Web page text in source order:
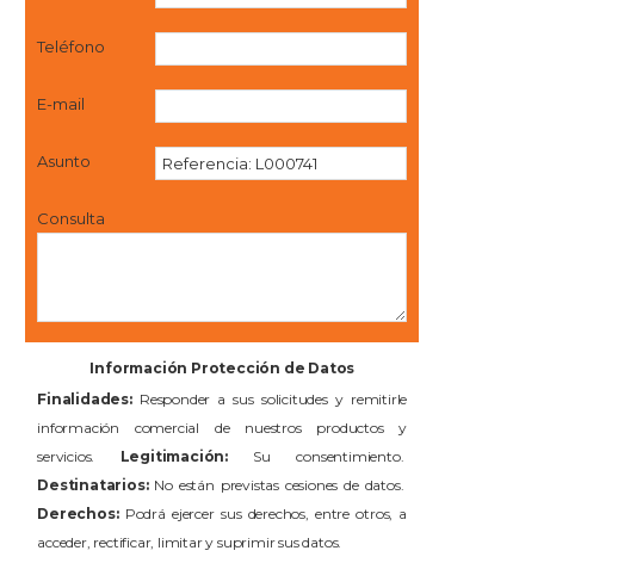
Teléfono
E-mail
Asunto
Consulta
Información Protección de Datos
Finalidades:Responder a sus solicitudes y remitirle
información comercial de nuestros productos y
servicios. Legitimación: Su consentimiento.
Destinatarios:No están previstas cesiones de datos.
Derechos:Podrá ejercer sus derechos, entre otros, a
acceder, rectificar, limitar y suprimir sus datos.